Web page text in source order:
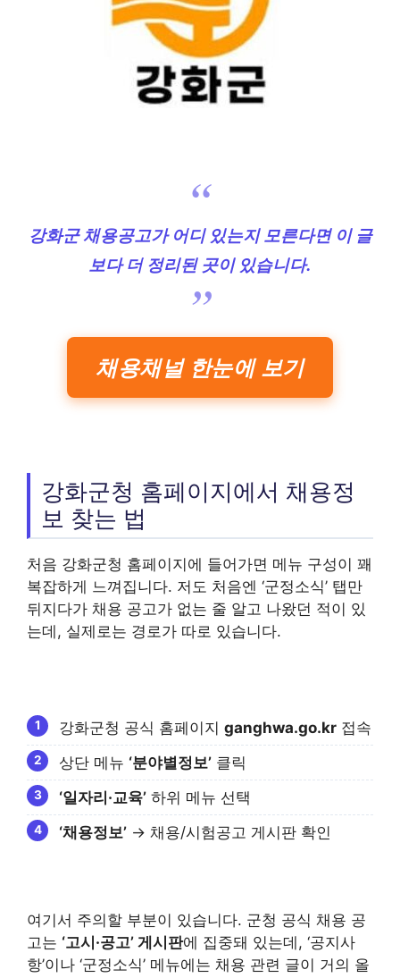
강화군 채용공고가 어디 있는지 모른다면 이 글
보다 더 정리된 곳이 있습니다.
채용채널 한눈에 보기
강화군청 홈페이지에서 채용정
보 찾는 법
처음 강화군청 홈페이지에 들어가면 메뉴 구성이 꽤
복잡하게 느껴집니다. 저도 처음엔 ‘군정소식’ 탭만
뒤지다가 채용 공고가 없는 줄 알고 나왔던 적이 있
는데, 실제로는 경로가 따로 있습니다.
강화군청 공식 홈페이지 ganghwa.go.kr 접속
상단 메뉴 ‘분야별정보’ 클릭
‘일자리·교육’ 하위 메뉴 선택
‘채용정보’ → 채용/시험공고 게시판 확인
여기서 주의할 부분이 있습니다. 군청 공식 채용 공
고는 ‘고시·공고’ 게시판에 집중돼 있는데, ‘공지사
항’이나 ‘군정소식’ 메뉴에는 채용 관련 글이 거의 올